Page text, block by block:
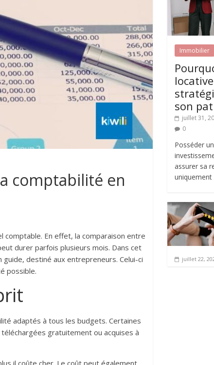
comptabilité en
comptable. En effet, la comparaison entre
durer parfois plusieurs mois. Dans cet
guide, destiné aux entrepreneurs. Celui-ci
possible.
adaptés à tous les budgets. Certaines
gratuitement ou acquises à
il coûte cher. Le coût peut également
Immobilier
son
juillet 31,
0
Posséder
assurer sa
uniquement
juillet 22,